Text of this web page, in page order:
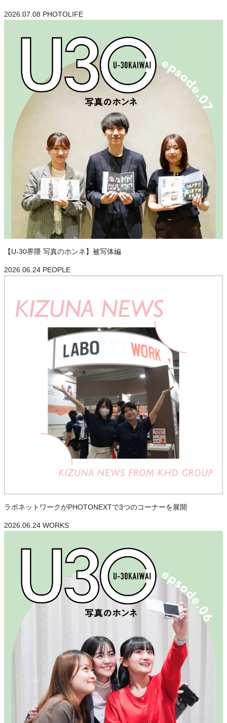
2026.07.08 PHOTOLIFE
【U-30界隈 写真のホンネ】被写体編
2026.06.24 PEOPLE
ラボネットワークがPHOTONEXTで3つのコーナーを展開
2026.06.24 WORKS